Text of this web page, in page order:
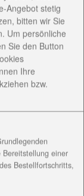
und
im Garten
herzlich
Bad
da. Das sind
aber
Die
zu den
rund um die
Angebot stetig
bitten wir Sie
Um persönliche
Sie den Button
Ihre
bzw.
einer
Bestellfortschritts,